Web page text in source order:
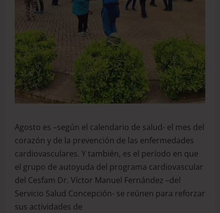
Agosto es –según el calendario de salud- el mes del
corazón y de la prevención de las enfermedades
cardiovasculares. Y también, es el período en que
el grupo de autoyuda del programa cardiovascular
del Cesfam Dr. Víctor Manuel Fernández –del
Servicio Salud Concepción- se reúnen para reforzar
sus actividades de